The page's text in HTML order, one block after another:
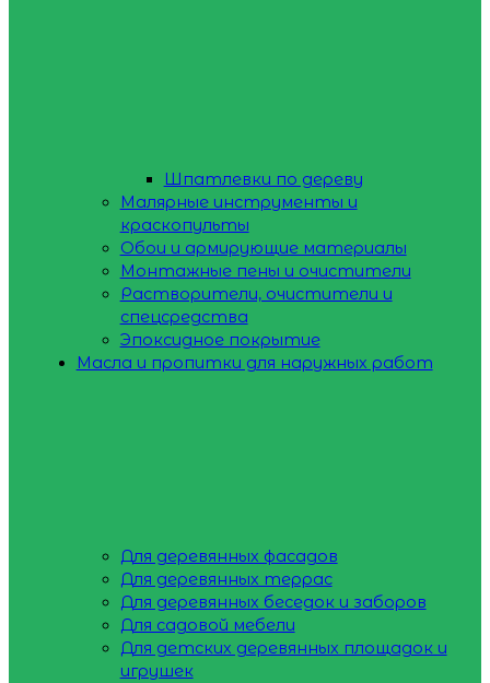
Шпатлевки по дереву
Малярные инструменты и
краскопульты
Обои и армирующие материалы
Монтажные пены и очистители
Растворители, очистители и
спецсредства
Эпоксидное покрытие
Масла и пропитки для наружных работ
Для деревянных фасадов
Для деревянных террас
Для деревянных беседок и заборов
Для садовой мебели
Для детских деревянных площадок и
игрушек